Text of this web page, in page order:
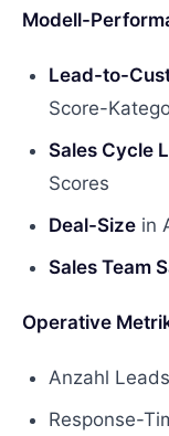
Modell-
Lead-to-
Score-
Sales Cycle
Scores
Deal-Size in
Sales Team
Operative
Anzahl
Response-